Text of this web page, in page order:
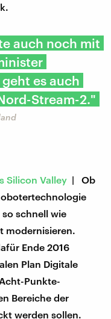
auch noch mit
es auch
Stream-2."
Silicon Valley | Ob
schnell wie
modernisieren.
Ende 2016
Plan Digitale
Punkte-
Bereiche der
werden sollen.